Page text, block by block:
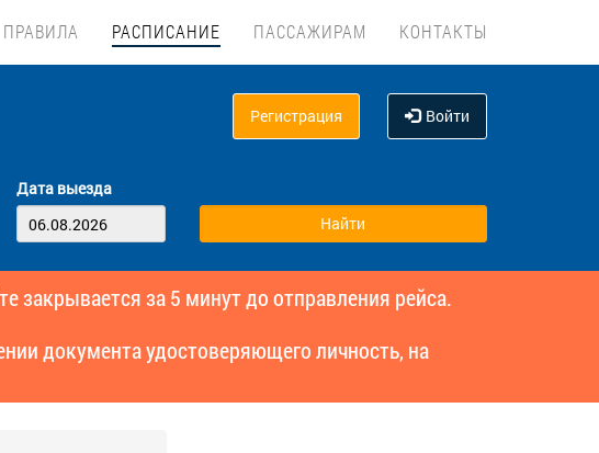
ПРАВИЛА РАСПИСАНИЕ ПАССАЖИРАМ КОНТАКТЫ
Регистрация Войти
Дата выезда
закрывается за 5 минут до отправления рейса.
документа удостоверяющего личность, на